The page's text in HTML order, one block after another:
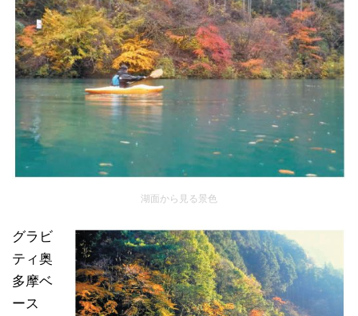
湖面から見る景色
グラビ
ティ奥
多摩ベ
ース